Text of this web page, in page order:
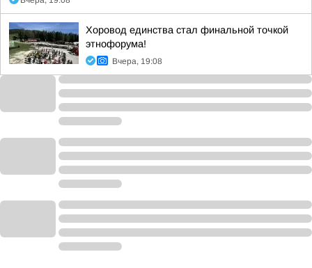
Хоровод единства стал финальной точкой
этнофорума!
Вчера, 19:08